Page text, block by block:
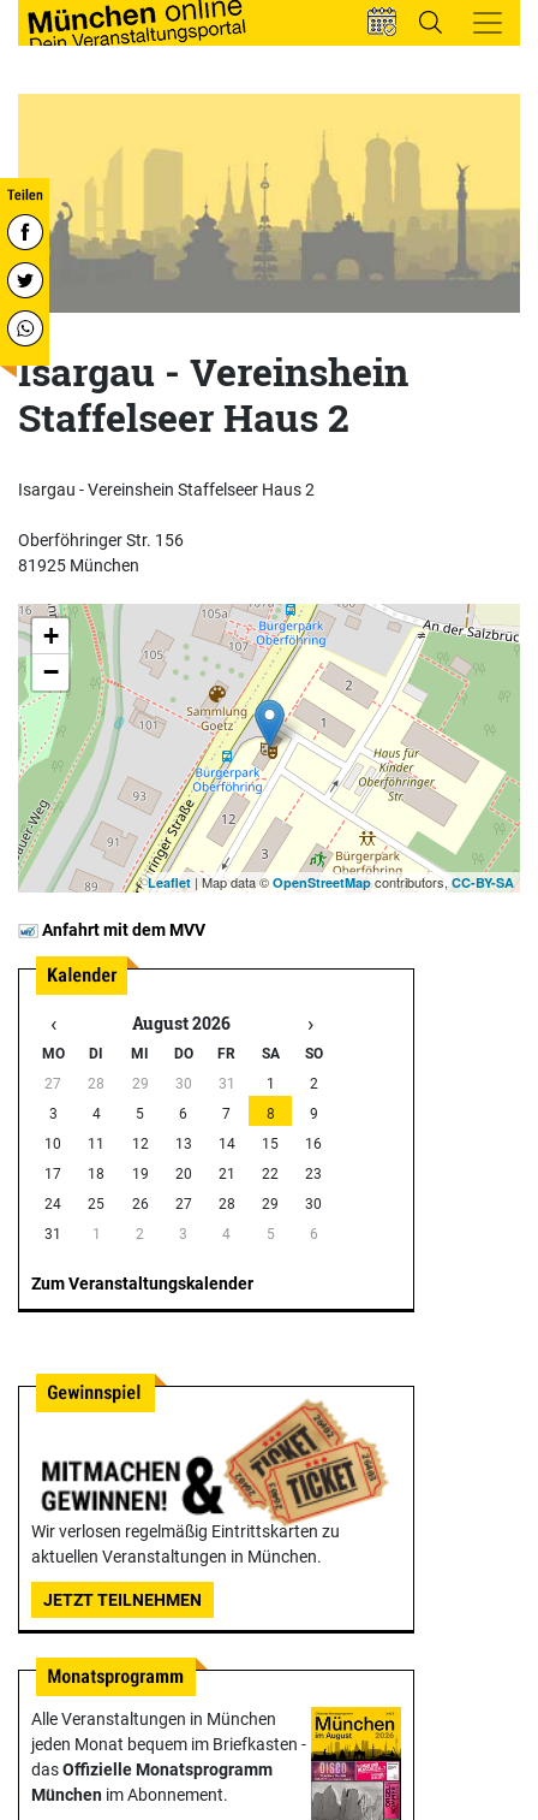
Isargau - Vereinshein
Staffelseer Haus 2
Isargau - Vereinshein Staffelseer Haus 2
Oberföhringer Str. 156
81925 München
+
−
Leaflet | Map data © OpenStreetMapcontributors, CC-BY-SA
Anfahrt mit dem MVV
‹ August 2026 ›
MO DI MI DO FR SA
SO
27
28 29 30 31 1
2
3
4 5 6 7 8
9
10
11 12 13 14 15
16
17
18 19 20 21 22
23
24
25 26 27 28 29
30
31
1 2 3 4 5 6
Zum Veranstaltungskalender
Wir verlosen regelmäßig Eintrittskarten zu
aktuellen Veranstaltungen in München.
JETZT TEILNEHMEN
Alle Veranstaltungen in München
jeden Monat bequem im Briefkasten -
dasOffizielle Monats­programm
München im Abonnement.